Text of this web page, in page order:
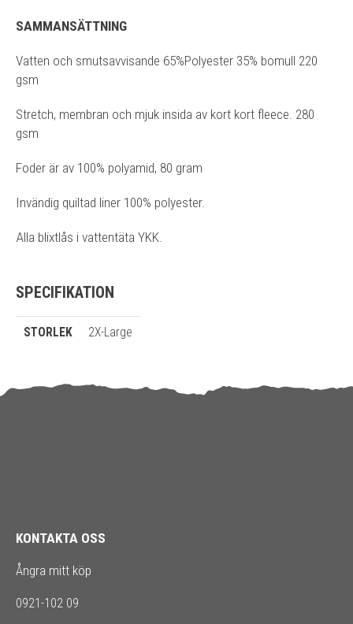
SAMMANSÄTTNING
Vatten och smutsavvisande 65%Polyester 35% bomull 220
gsm
Stretch, membran och mjuk insida av kort kort fleece. 280
gsm
Foder är av 100% polyamid, 80 gram
Invändig quiltad liner 100% polyester.
Alla blixtlås i vattentäta YKK.
SPECIFIKATION
STORLEK 2X-Large
KONTAKTA OSS
Ångra mitt köp
0921-102 09